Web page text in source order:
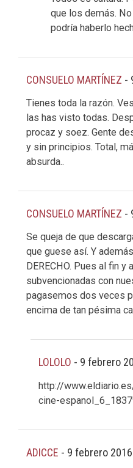
que los demás.
podría haberlo
CONSUELO MARTÍNEZ -
Tienes toda la razón.
las has visto todas.
procaz y soez. Gente
y sin principios. Total,
absurda..
CONSUELO MARTÍNEZ -
Se queja de que
que guese así. Y
DERECHO. Pues al fin y
subvencionadas con
pagasemos dos veces
encima de tan pésima
LOLOLO - 9 febrero
http://
cine-
ADICCE - 9 febrero